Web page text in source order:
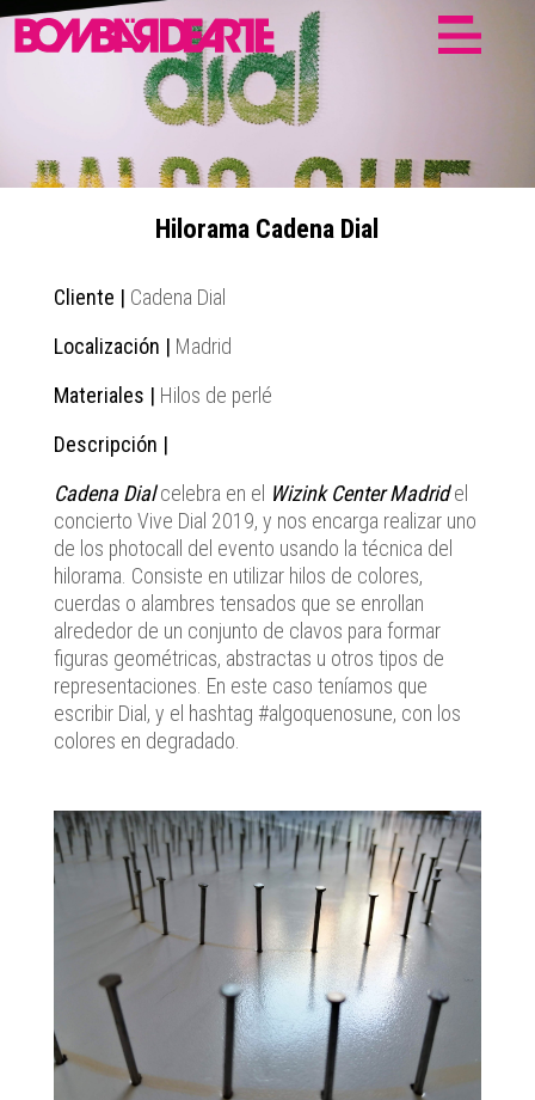
Hilorama Cadena Dial
Cliente | Cadena Dial
Localización | Madrid
Materiales | Hilos de perlé
Descripción |
Cadena Dialcelebra en el Wizink Center Madridel
concierto Vive Dial 2019, y nos encarga realizar uno
de los photocall del evento usando la técnica del
hilorama. Consiste en utilizar hilos de colores,
cuerdas o alambres tensados que se enrollan
alrededor de un conjunto de clavos para formar
figuras geométricas, abstractas u otros tipos de
representaciones. En este caso teníamos que
escribir Dial, y el hashtag #algoquenosune, con los
colores en degradado.